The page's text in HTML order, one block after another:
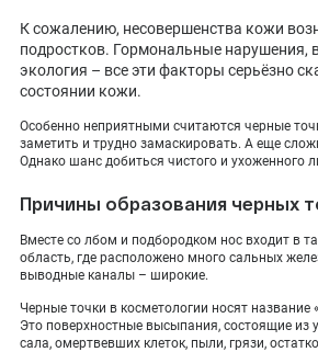
ПОКАЗАТЬ НА КАРТЕ
ADMIN@EXPERTCLINICS.RU
К сожалению, несовершенства кожи
подростков. Гормональные нарушения,
экология – все эти факторы серьёзно
состоянии кожи.
Особенно неприятными считаются черные
заметить и трудно замаскировать. А еще
Однако шанс добиться чистого и ухоженного
Причины образования черных
Вместе со лбом и подбородком нос входит в
область, где расположено много сальных
выводные каналы – широкие.
Черные точки в косметологии носят
Это поверхностные высыпания, состоящие из
сала, омертвевших клеток, пыли, грязи,